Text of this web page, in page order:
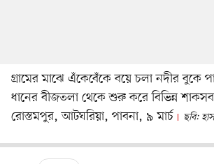
গ্রামের মাঝে এঁকেবেঁকে বয়ে চলা নদীর বুকে
ধানের বীজতলা থেকে শুরু করে বিভিন্ন
রোস্তমপুর, আটঘরিয়া, পাবনা, ৯ মার্চ
ছবি: